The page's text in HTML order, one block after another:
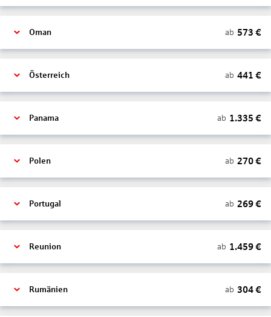
Oman ab 573 €
Österreich ab 441 €
Panama ab 1.335 €
Polen ab 270€
Portugal ab 269€
Reunion ab 1.459€
Rumänien ab 304€